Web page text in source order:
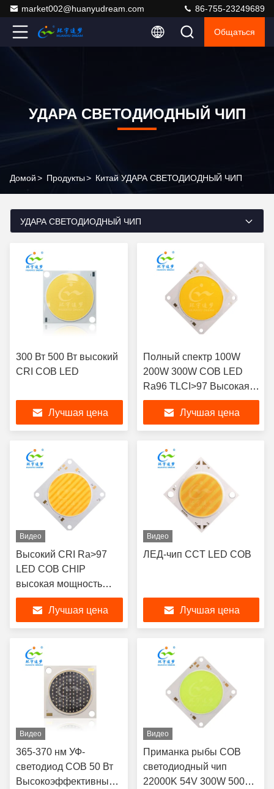
market002@huanyudream.com 86-755-23249689
Общаться
УДАРА СВЕТОДИОДНЫЙ ЧИП
Домой> Продукты> Китай УДАРА СВЕТОДИОДНЫЙ ЧИП
УДАРА СВЕТОДИОДНЫЙ ЧИП
300 Вт 500 Вт высокий
CRI COB LED
Лучшая цена
Полный спектр 100W
200W 300W COB LED
Ra96 TLCI>97 Высокая
мощность 300W COB
LED чипЛучшая цена
Видео
Высокий CRI Ra>97
LED COB CHIP
высокая мощность
300W + 300W
двуцветный 2700
6500K двойной CCT
Лучшая цена
Видео
ЛЕД-чип CCT LED COB
Лучшая цена
Видео
365-370 нм УФ-
светодиод COB 50 Вт
Высокоэффективный
Видео
Приманка рыбы COB
светодиодный чип
22000K 54V 300W 500W